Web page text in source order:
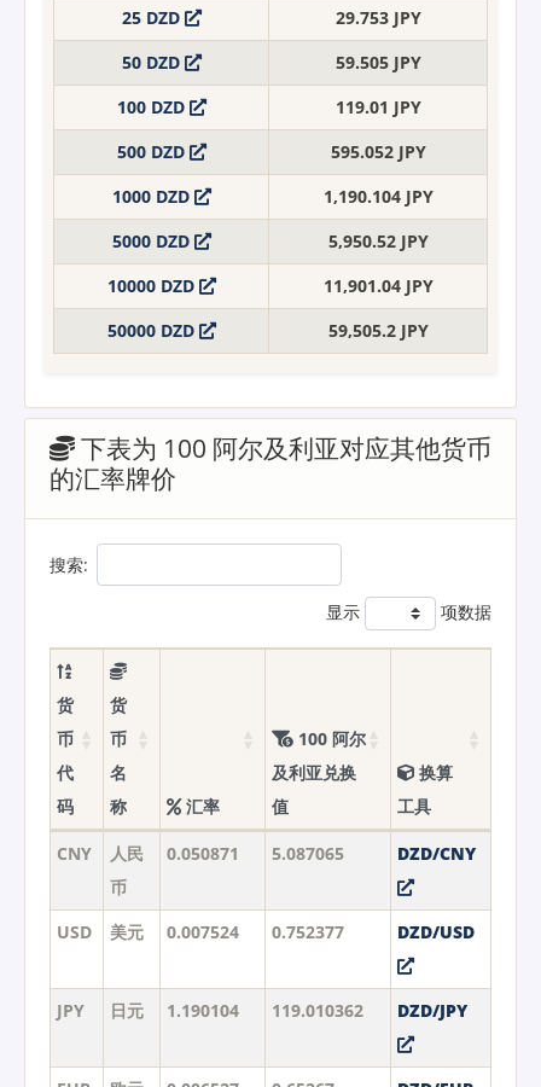
25 DZD
29.753 JPY
50 DZD
59.505 JPY
100 DZD
119.01 JPY
500 DZD
595.052 JPY
1000 DZD
1,190.104 JPY
5000 DZD
5,950.52 JPY
10000 DZD
11,901.04 JPY
50000 DZD
59,505.2 JPY
下表为 100 阿尔及利亚对应其他货币
的汇率牌价
搜索:
显示 项数据
货
币
代
码
货
币
名
称
汇率
100 阿尔
及利亚兑换
值
换算
工具
CNY
人民
币
0.050871 5.087065 DZD/CNY
USD 美元 0.007524 0.752377 DZD/USD
JPY 日元 1.190104 119.010362 DZD/JPY